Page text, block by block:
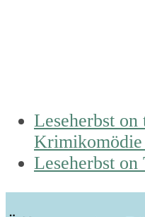
previous
post:
Leseherbst
Krimikomödie
next
Leseherbst